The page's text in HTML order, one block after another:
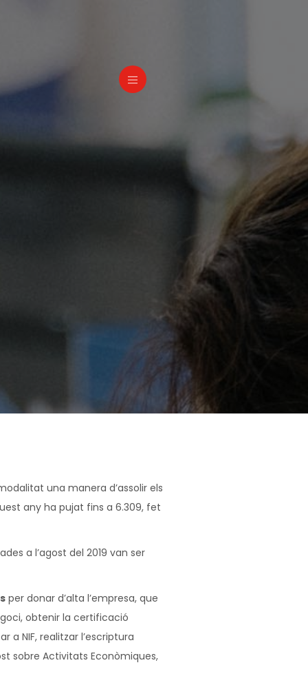
una manera d’assolir els
any ha pujat fins a 6.309, fet
a l’agost del 2019 van ser
per donar d’alta l’empresa, que
obtenir la certificació
a NIF, realitzar l’escriptura
sobre Activitats Econòmiques,